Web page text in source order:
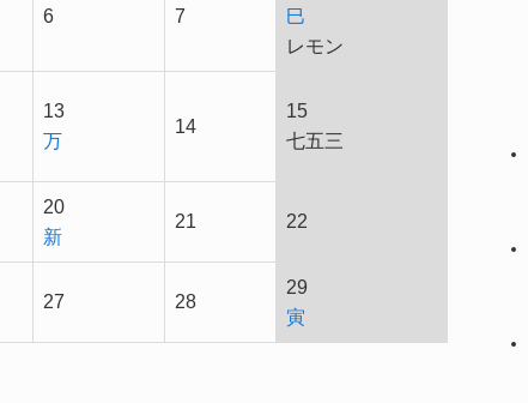
6 7
巳
レモン
13
万
14
15
七五三
20
新
21 22
27 28
29
寅